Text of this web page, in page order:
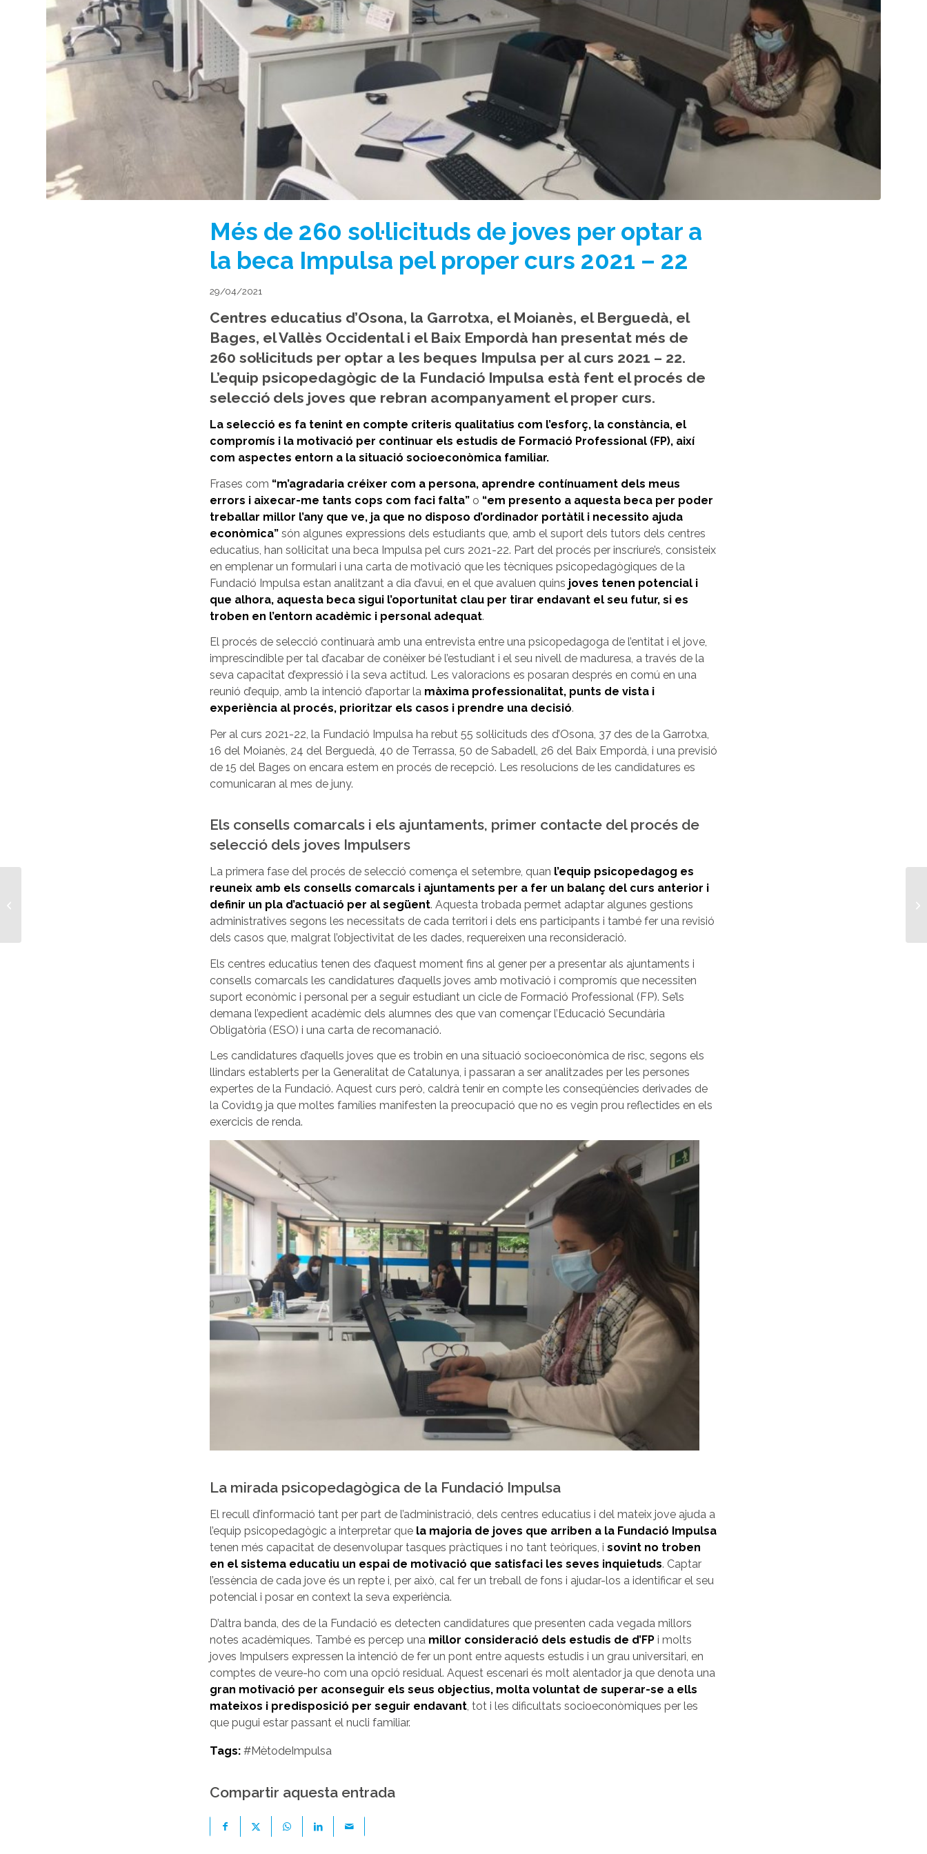
Més de 260 sol·licituds de joves per optar a
la beca Impulsa pel proper curs 2021 – 22
29/04/2021
Centres educatius d’Osona, la Garrotxa, el Moianès, el Berguedà, el
Bages, el Vallès Occidental i el Baix Empordà han presentat més de
260 sol·licituds per optar a les beques Impulsa per al curs 2021 – 22.
L’equip psicopedagògic de la Fundació Impulsa està fent el procés de
selecció dels joves que rebran acompanyament el proper curs.
La selecció es fa tenint en compte criteris qualitatius com l’esforç, la constància, el
compromís i la motivació per continuar els estudis de Formació Professional (FP), així
com aspectes entorn a la situació socioeconòmica familiar.
Frases com “m’agradaria créixer com a persona, aprendre contínuament dels meus
errors i aixecar-me tants cops com faci falta” o “em presento a aquesta beca per poder
treballar millor l’any que ve, ja que no disposo d’ordinador portàtil i necessito ajuda
econòmica” són algunes expressions dels estudiants que, amb el suport dels tutors dels centres
educatius, han sol·licitat una beca Impulsa pel curs 2021-22. Part del procés per inscriure’s, consisteix
en emplenar un formulari i una carta de motivació que les tècniques psicopedagògiques de la
Fundació Impulsa estan analitzant a dia d’avui, en el que avaluen quins joves tenen potencial i
que alhora, aquesta beca sigui l’oportunitat clau per tirar endavant el seu futur, si es
troben en l’entorn acadèmic i personal adequat.
El procés de selecció continuarà amb una entrevista entre una psicopedagoga de l’entitat i el jove,
imprescindible per tal d’acabar de conèixer bé l’estudiant i el seu nivell de maduresa, a través de la
seva capacitat d’expressió i la seva actitud. Les valoracions es posaran després en comú en una
reunió d’equip, amb la intenció d’aportar la màxima professionalitat, punts de vista i
experiència al procés, prioritzar els casos i prendre una decisió.
Per al curs 2021-22, la Fundació Impulsa ha rebut 55 sol·licituds des d’Osona, 37 des de la Garrotxa,
16 del Moianès, 24 del Berguedà, 40 de Terrassa, 50 de Sabadell, 26 del Baix Empordà, i una previsió
de 15 del Bages on encara estem en procés de recepció. Les resolucions de les candidatures es
comunicaran al mes de juny.
Els consells comarcals i els ajuntaments, primer contacte del procés de
selecció dels joves Impulsers
La primera fase del procés de selecció comença el setembre, quan l’equip psicopedagog es
reuneix amb els consells comarcals i ajuntaments per a fer un balanç del curs anterior i
definir un pla d’actuació per al següent. Aquesta trobada permet adaptar algunes gestions
administratives segons les necessitats de cada territori i dels ens participants i també fer una revisió
dels casos que, malgrat l’objectivitat de les dades, requereixen una reconsideració.
Els centres educatius tenen des d’aquest moment fins al gener per a presentar als ajuntaments i
consells comarcals les candidatures d’aquells joves amb motivació i compromís que necessiten
suport econòmic i personal per a seguir estudiant un cicle de Formació Professional (FP). Se’ls
demana l’expedient acadèmic dels alumnes des que van començar l’Educació Secundària
Obligatòria (ESO) i una carta de recomanació.
Les candidatures d’aquells joves que es trobin en una situació socioeconòmica de risc, segons els
llindars establerts per la Generalitat de Catalunya, i passaran a ser analitzades per les persones
expertes de la Fundació. Aquest curs però, caldrà tenir en compte les conseqüències derivades de
la Covid19 ja que moltes famílies manifesten la preocupació que no es vegin prou reflectides en els
exercicis de renda.
La mirada psicopedagògica de la Fundació Impulsa
El recull d’informació tant per part de l’administració, dels centres educatius i del mateix jove ajuda a
l’equip psicopedagògic a interpretar que la majoria de joves que arriben a la Fundació Impulsa
tenen més capacitat de desenvolupar tasques pràctiques i no tant teòriques, i sovint no troben
en el sistema educatiu un espai de motivació que satisfaci les seves inquietuds. Captar
l’essència de cada jove és un repte i, per això, cal fer un treball de fons i ajudar-los a identificar el seu
potencial i posar en context la seva experiència.
D’altra banda, des de la Fundació es detecten candidatures que presenten cada vegada millors
notes acadèmiques. També es percep una millor consideració dels estudis de d’FP i molts
joves Impulsers expressen la intenció de fer un pont entre aquests estudis i un grau universitari, en
comptes de veure-ho com una opció residual. Aquest escenari és molt alentador ja que denota una
gran motivació per aconseguir els seus objectius, molta voluntat de superar-se a ells
mateixos i predisposició per seguir endavant, tot i les dificultats socioeconòmiques per les
que pugui estar passant el nucli familiar.
Tags: #MètodeImpulsa
Compartir aquesta entrada